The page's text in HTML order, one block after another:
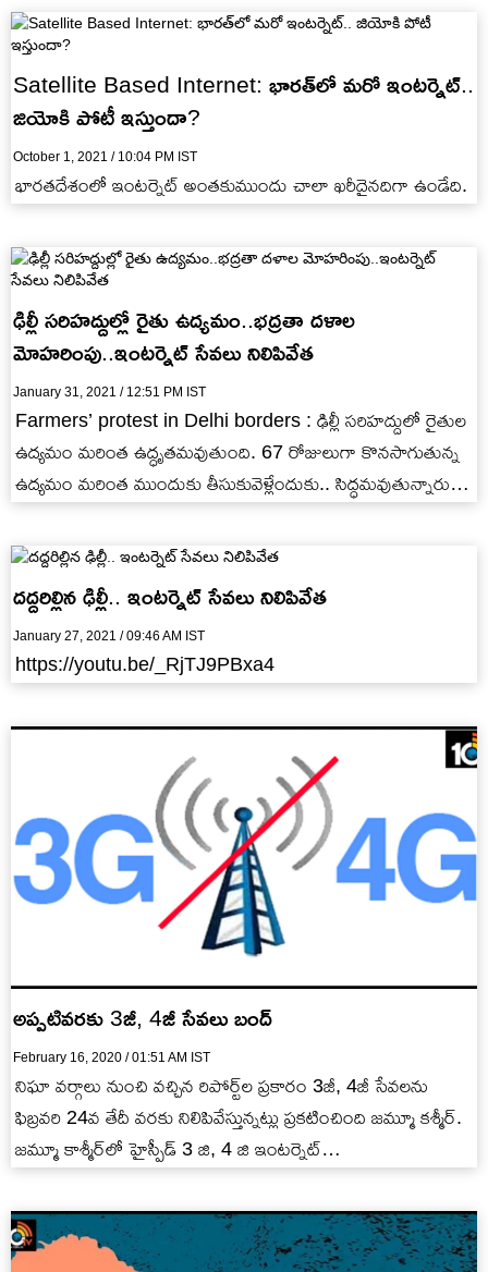
Satellite Based Internet: భారత్‌లో మరో ఇంటర్నెట్..
జియోకి పోటీ ఇస్తుందా?
October 1, 2021 / 10:04 PM IST
భారతదేశంలో ఇంటర్నెట్ అంతకుముందు చాలా ఖరీదైనదిగా ఉండేది.
ఢిల్లీ సరిహద్దుల్లో రైతు ఉద్యమం..భద్రతా దళాల
మోహరింపు..ఇంటర్నెట్ సేవలు నిలిపివేత
January 31, 2021 / 12:51 PM IST
Farmers’ protest in Delhi borders : ఢిల్లీ సరిహద్దులో రైతుల
ఉద్యమం మరింత ఉద్ధృతమవుతుంది. 67 రోజులుగా కొనసాగుతున్న
ఉద్యమం మరింత ముందుకు తీసుకువెళ్లేందుకు.. సిద్ధమవుతున్నారు
దద్దరిల్లిన ఢిల్లీ.. ఇంటర్నెట్ సేవలు నిలిపివేత
January 27, 2021 / 09:46 AM IST
https://youtu.be/_RjTJ9PBxa4
అప్పటివరకు 3జీ, 4జీ సేవలు బంద్
February 16, 2020 / 01:51 AM IST
నిఘా వర్గాలు నుంచి వచ్చిన రిపోర్ట్‌ల ప్రకారం 3జీ, 4జీ సేవలను
ఫిబ్రవరి 24వ తేదీ వరకు నిలిపివేస్తున్నట్లు ప్రకటించింది జమ్మూ కశ్మీర్.
జమ్మూ కాశ్మీర్‌లో హైస్పీడ్ 3 జి, 4 జి ఇంటర్నెట్…